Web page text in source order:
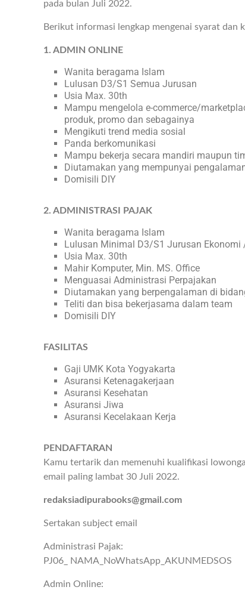
pada bulan Juli 2022.
Berikut informasi lengkap mengenai syarat dan
1. ADMIN ONLINE
Wanita beragama Islam
Lulusan D3/S1 Semua Jurusan
Usia Max. 30th
Mampu mengelola e-commerce/
produk, promo dan sebagainya
Mengikuti trend media sosial
Panda berkomunikasi
Mampu bekerja secara mandiri maupun
Diutamakan yang mempunyai
Domisili DIY
2. ADMINISTRASI PAJAK
Wanita beragama Islam
Lulusan Minimal D3/S1 Jurusan
Usia Max. 30th
Mahir Komputer, Min. MS. Office
Menguasai Administrasi Perpajakan
Diutamakan yang berpengalaman di
Teliti dan bisa bekerjasama dalam team
Domisili DIY
FASILITAS
Gaji UMK Kota Yogyakarta
Asuransi Ketenagakerjaan
Asuransi Kesehatan
Asuransi Jiwa
Asuransi Kecelakaan Kerja
PENDAFTARAN
Kamu tertarik dan memenuhi kualifikasi
email paling lambat 30 Juli 2022.
redaksiadipurabooks@gmail.com
Sertakan subject email
Administrasi Pajak:
PJ06_ NAMA_NoWhatsApp_AKUNMEDSOS
Admin Online: